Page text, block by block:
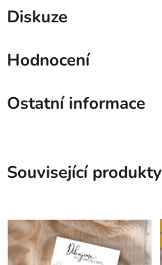
Diskuze
Hodnocení
Ostatní informace
Související produkty